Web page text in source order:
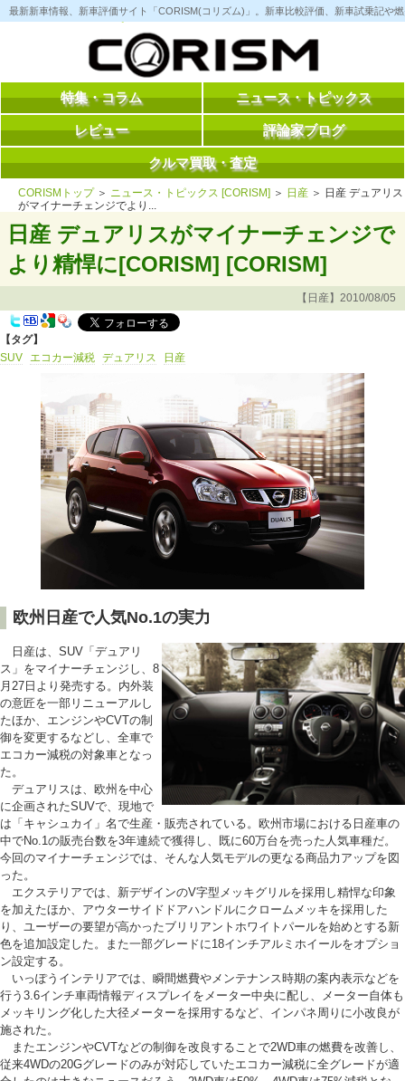
コ
ン
へ
最新新車情報、新車評価サイト「CORISM(コリズム)」。新車比較評価、新車試乗記や
特集・コラム ニュース・トピックス
レビュー 評論家ブログ
クルマ買取・査定
CORISMトップ＞ ニュース・トピックス [CORISM] ＞ 日産 ＞ 日産 デュアリス
がマイナーチェンジでより...
日産 デュアリスがマイナーチェンジで
より精悍に[CORISM] [CORISM]
【日産】2010/08/05
【タグ】
SUV
エコカー減税 デュアリス 日産
欧州日産で人気No.1の実力
日産は、SUV「デュアリ
ス」をマイナーチェンジし、8
月27日より発売する。内外装
の意匠を一部リニューアルし
たほか、エンジンやCVTの制
御を変更するなどし、全車で
エコカー減税の対象車となっ
た。
デュアリスは、欧州を中心
に企画されたSUVで、現地で
は「キャシュカイ」名で生産・販売されている。欧州市場における日産車の
中でNo.1の販売台数を3年連続で獲得し、既に60万台を売った人気車種だ。
今回のマイナーチェンジでは、そんな人気モデルの更なる商品力アップを図
った。
エクステリアでは、新デザインのV字型メッキグリルを採用し精悍な印象
を加えたほか、アウターサイドドアハンドルにクロームメッキを採用した
り、ユーザーの要望が高かったブリリアントホワイトパールを始めとする新
色を追加設定した。また一部グレードに18インチアルミホイールをオプショ
ン設定する。
いっぽうインテリアでは、瞬間燃費やメンテナンス時期の案内表示などを
行う3.6インチ車両情報ディスプレイをメーター中央に配し、メーター自体も
メッキリング化した大径メーターを採用するなど、インパネ周りに小改良が
施された。
またエンジンやCVTなどの制御を改良することで2WD車の燃費を改善し、
従来4WDの20Gグレードのみが対応していたエコカー減税に全グレードが適